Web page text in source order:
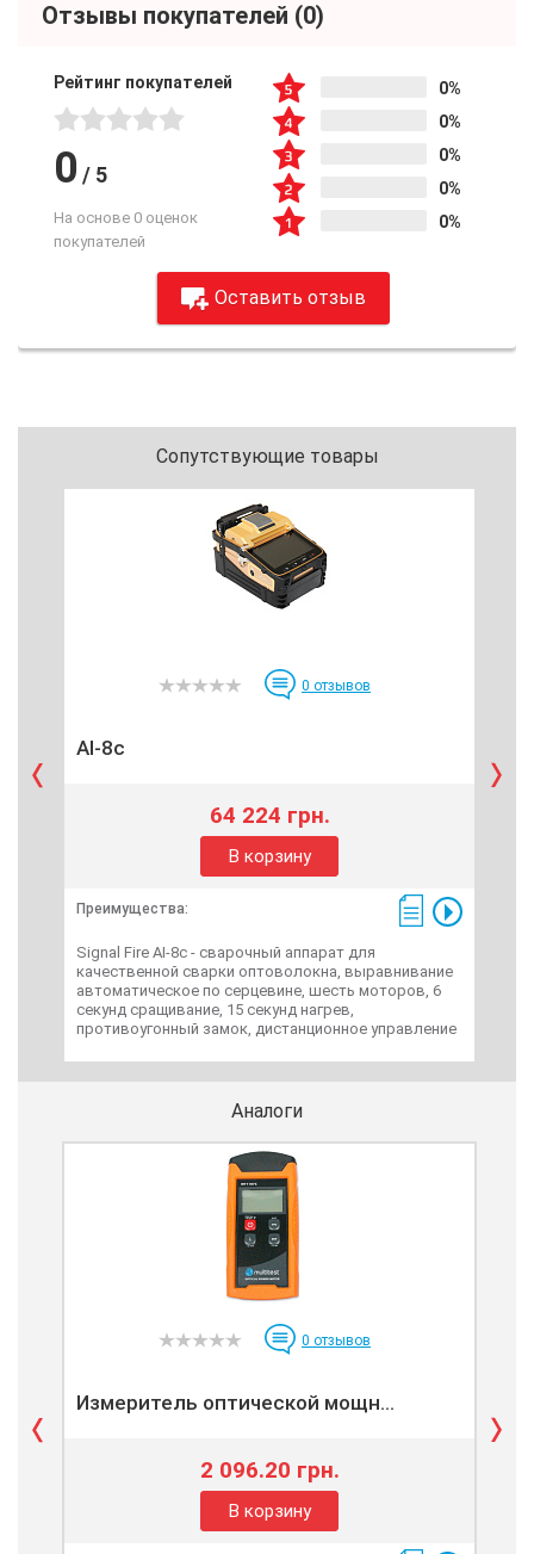
Отзывы покупателей (0)
Рейтинг покупателей
0 / 5
На основе 0 оценок
покупателей
0%
0%
0%
0%
0%
Оставить отзыв
Сопутствующие товары
0 отзывов
AI-8c
64 224 грн.
В корзину
Преимущества:
Signal Fire AI-8c - сварочный аппарат для
качественной сварки оптоволокна, выравнивание
автоматическое по серцевине, шесть моторов, 6
секунд сращивание, 15 секунд нагрев,
противоугонный замок, дистанционное управление
Аналоги
0 отзывов
Измеритель оптической мощн...
2 096.20 грн.
В корзину